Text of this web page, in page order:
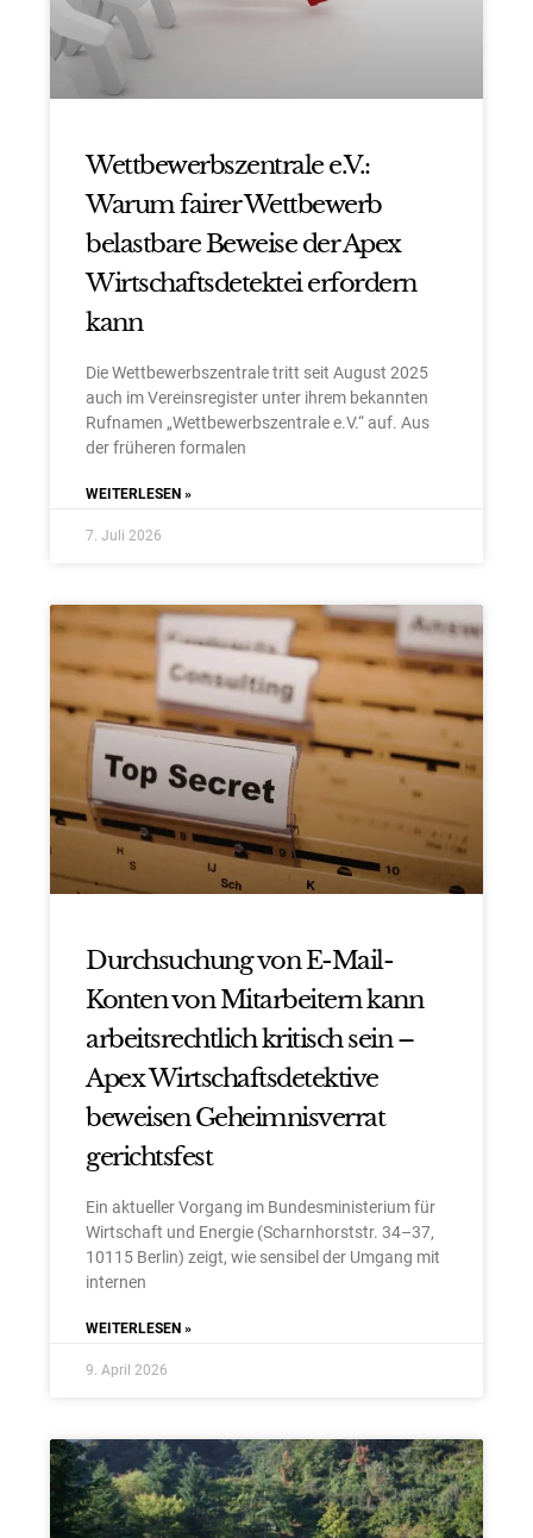
Wettbewerbszentrale e.V.:
Warum fairer Wettbewerb
belastbare Beweise der Apex
Wirtschaftsdetektei erfordern
kann
Die Wettbewerbszentrale tritt seit August 2025
auch im Vereinsregister unter ihrem bekannten
Rufnamen „Wettbewerbszentrale e.V.“ auf. Aus
der früheren formalen
WEITERLESEN »
7. Juli 2026
Durchsuchung von E-Mail-
Konten von Mitarbeitern kann
arbeitsrechtlich kritisch sein –
Apex Wirtschaftsdetektive
beweisen Geheimnisverrat
gerichtsfest
Ein aktueller Vorgang im Bundesministerium für
Wirtschaft und Energie (Scharnhorststr. 34–37,
10115 Berlin) zeigt, wie sensibel der Umgang mit
internen
WEITERLESEN »
9. April 2026